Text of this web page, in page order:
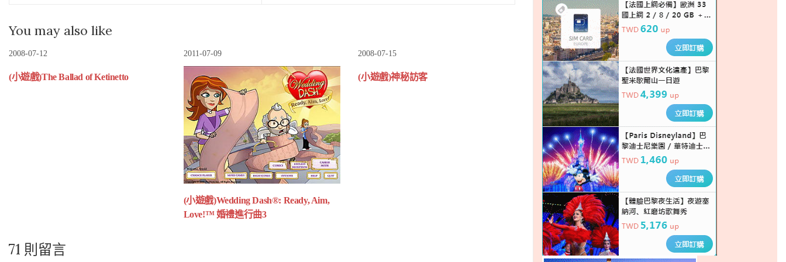
You may also like
2008-07-12
(小遊戲)The Ballad of Ketinetto
2011-07-09
(小遊戲)Wedding Dash®: Ready, Aim,
Love!™ 婚禮進行曲3
2008-07-15
(小遊戲)神秘訪客
71 則留言